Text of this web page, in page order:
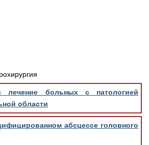
лечение больных с патологией
области
абсцессе головного